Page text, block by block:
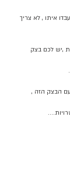
איתו , לא צריך
,יש לכם בצק